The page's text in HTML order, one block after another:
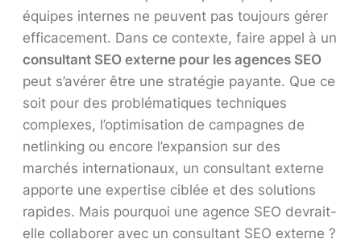
équipes internes ne peuvent pas toujours gérer
efficacement. Dans ce contexte, faire appel à un
consultant SEO externe pour les agences SEO
peut s’avérer être une stratégie payante. Que ce
soit pour des problématiques techniques
complexes, l’optimisation de campagnes de
netlinking ou encore l’expansion sur des
marchés internationaux, un consultant externe
apporte une expertise ciblée et des solutions
rapides. Mais pourquoi une agence SEO devrait-
elle collaborer avec un consultant SEO externe ?